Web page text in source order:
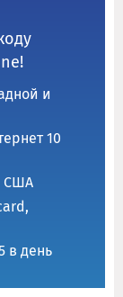
и
10
США
в день